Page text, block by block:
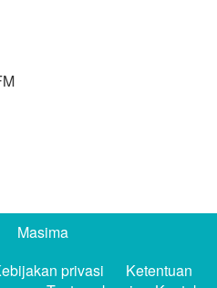
Masima
privasi
Ketentuan